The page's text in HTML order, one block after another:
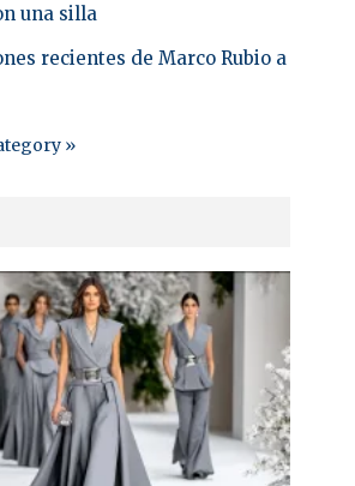
una silla
recientes de Marco Rubio a
»